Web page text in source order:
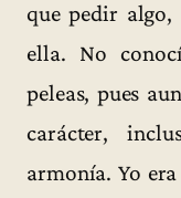
que pedir
ella. No
peleas, pues
carácter,
armonía. Yo